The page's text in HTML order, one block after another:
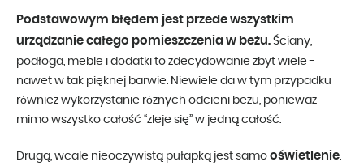
Podstawowym błędem jest przede wszystkim
urządzanie całego pomieszczenia w beżu. Ściany,
podłoga, meble i dodatki to zdecydowanie zbyt wiele -
nawet w tak pięknej barwie. Niewiele da w tym przypadku
również wykorzystanie różnych odcieni beżu, ponieważ
mimo wszystko całość “zleje się” w jedną całość.
Drugą, wcale nieoczywistą pułapką jest samo oświetlenie.